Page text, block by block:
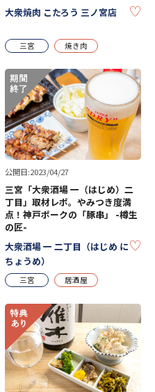
KEEP
大衆焼肉 こたろう 三ノ宮店
三宮 焼き肉
KEEP
公開日:2023/04/27
三宮「大衆酒場 一（はじめ）二
丁目」取材レポ。やみつき度満
点！神戸ポークの「豚串」 -樽生
の匠-
大衆酒場 一 二丁目（はじめ に
ちょうめ）
三宮 居酒屋